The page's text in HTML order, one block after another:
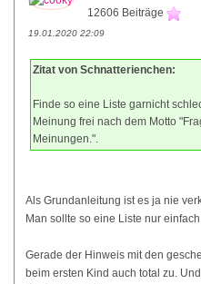
12606 Beiträge
19.01.2020 22:09
Zitat von Schnatterienchen:
Finde so eine Liste garnicht
Meinung frei nach dem Motto
Meinungen.".
Als Grundanleitung ist es ja nie
Man sollte so eine Liste nur
Gerade der Hinweis mit den
beim ersten Kind auch total zu.